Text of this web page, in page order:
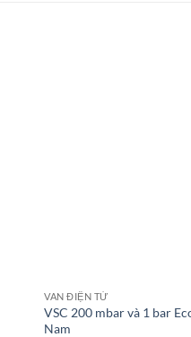
VAN ĐIỆN TỪ
VSC 200 mbar và 1 bar
Nam